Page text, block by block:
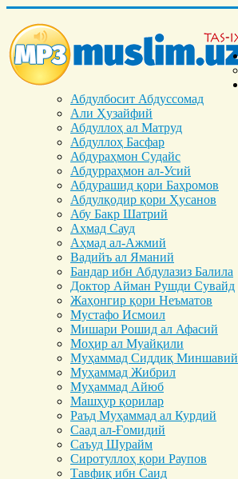
Абдулбосит Абдуссомад
Али Ҳузайфий
Абдуллоҳ ал Матруд
Абдуллоҳ Басфар
Абдураҳмон Судайс
Абдурраҳмон ал-Усий
Абдурашид қори Баҳромов
Абдулқодир қори Ҳусанов
Абу Бакр Шатрий
Аҳмад Сауд
Аҳмад ал-Ажмий
Вадийъ ал Яманий
Бандар ибн Абдулазиз Балила
Доктор Айман Рушди Сувайд
Жаҳонгир қори Неъматов
Мустафо Исмоил
Мишари Рошид ал Афасий
Моҳир ал Муайқили
Муҳаммад Cиддиқ Миншавий
Муҳаммад Жибрил
Муҳаммад Айюб
Машҳур қорилар
Раъд Муҳаммад ал Курдий
Саад ал-Ғомидий
Саъуд Шурайм
Сиротуллоҳ қори Раупов
Тавфиқ ибн Саид